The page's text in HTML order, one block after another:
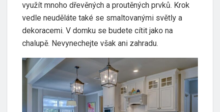
využít mnoho dřevěných a proutěných prvků. Krok
vedle neuděláte také se smaltovanými světly a
dekoracemi. V domku se budete cítit jako na
chalupě. Nevynechejte však ani zahradu.